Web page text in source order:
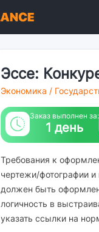
Эссе:
Экономика /
Заказ выполнен за:
1 день
Требования к
чертежи/фотографии и
должен быть
логичность в
указать ссылки на